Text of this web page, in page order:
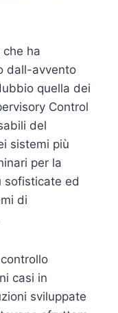
ha
dall-avvento
quella dei
Control
del
sistemi più
per la
sofisticate ed
di
casi in
sviluppate